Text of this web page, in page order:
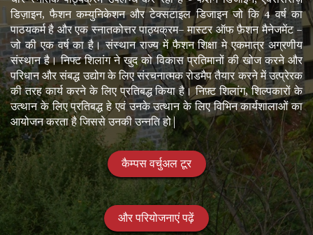
डिज़ाइन, फैशन कम्युनिकेशन और टेक्सटाइल डिजाइन जो कि 4 वर्ष का
पाठयकर्म है और एक स्नातकोत्तर पाठ्यक्रम– मास्टर ऑफ फ़ैशन मैनेजमेंट –
जो की एक वर्ष का है। संस्थान राज्य में फैशन शिक्षा मे एकमात्र अग्रणीय
संस्थान है। निफ्ट शिलांग ने खुद को विकास प्रतिमानों की खोज करने और
परिधान और संबद्ध उद्योग के लिए संरचनात्मक रोडमैप तैयार करने में उत्प्रेरक
की तरह कार्य करने के लिए प्रतिबद्ध किया है। निफ़्ट शिलांग, शिल्पकारों के
उत्थान के लिए प्रतिबद्ध हे एवं उनके उत्थान के लिए विभिन कार्यशालाओं का
आयोजन करता है जिससे उनकी उन्नति हो|
कैम्पस वर्चुअल टूर
और परियोजनाएं पढ़ें